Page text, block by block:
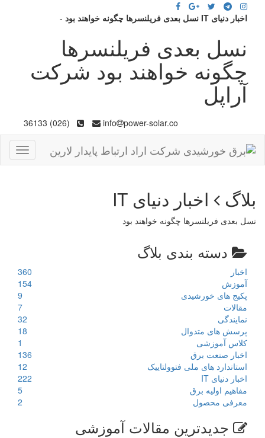
اخبار دنیای IT نسل بعدی فریلنسرها چگونه خواهند بود -
نسل بعدی فریلنسرها
چگونه خواهند بود شرکت
آراپل
info power-solar.co
(026) 36133
بلاگ اخبار دنیای IT
نسل بعدی فریلنسرها چگونه خواهند بود
دسته بندی بلاگ
اخبار
360
آموزش
154
پکیج های خورشیدی
9
مقالات
7
نمایندگی
32
پرسش های متدوال
18
کلاس آموزشی
1
اخبار صنعت برق
136
استاندارد های ملی فتوولتاییک
12
اخبار دنیای IT
222
مفاهیم اولیه برق
5
معرفی محصول
2
جدیدترین مقالات آموزشی